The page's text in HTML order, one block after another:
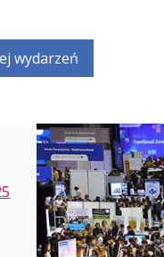
wydarzeń